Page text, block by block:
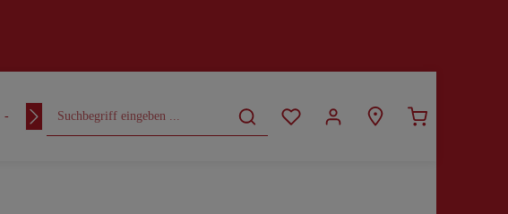
OUTFITS CURVY